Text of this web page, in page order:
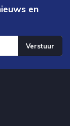
en
Verstuur